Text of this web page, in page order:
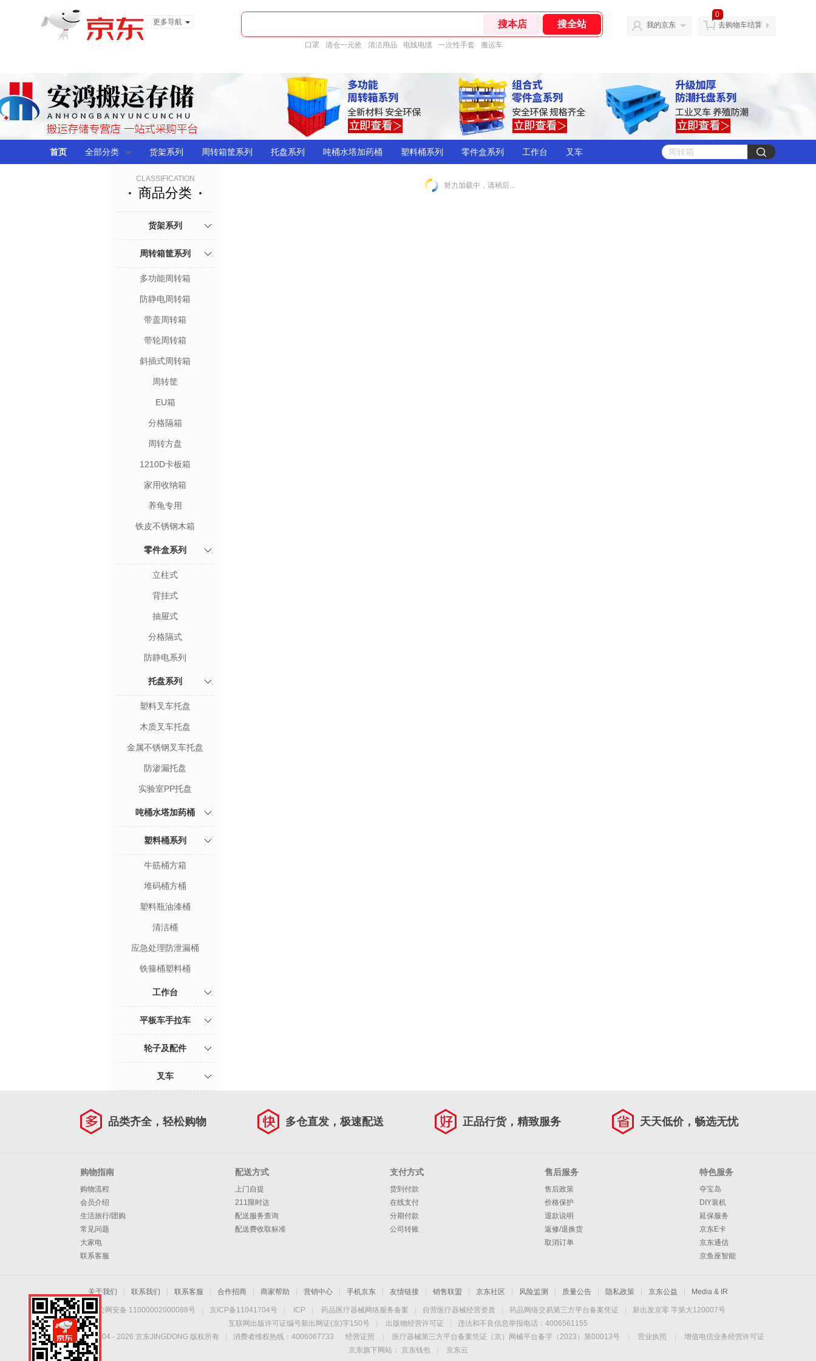
更多导航
口罩 清仓一元抢 清洁用品 电线电缆 一次性手套 搬运车
我的京东
0
去购物车结算
首页 全部分类 货架系列 周转箱筐系列 托盘系列 吨桶水塔加药桶 塑料桶系列 零件盒系列 工作台 叉车
CLASSIFICATION
商品分类
货架系列
周转箱筐系列
多功能周转箱
防静电周转箱
带盖周转箱
带轮周转箱
斜插式周转箱
周转筐
EU箱
分格隔箱
周转方盘
1210D卡板箱
家用收纳箱
养龟专用
铁皮不锈钢木箱
零件盒系列
立柱式
背挂式
抽屉式
分格隔式
防静电系列
托盘系列
塑料叉车托盘
木质叉车托盘
金属不锈钢叉车托盘
防渗漏托盘
实验室PP托盘
吨桶水塔加药桶
塑料桶系列
牛筋桶方箱
堆码桶方桶
塑料瓶油漆桶
清洁桶
应急处理防泄漏桶
铁箍桶塑料桶
工作台
平板车手拉车
轮子及配件
叉车
努力加载中，请稍后...
品类齐全，轻松购物 多仓直发，极速配送 正品行货，精致服务 天天低价，畅选无忧
购物指南
购物流程
会员介绍
生活旅行/团购
常见问题
大家电
联系客服
配送方式
上门自提
211限时达
配送服务查询
配送费收取标准
支付方式
货到付款
在线支付
分期付款
公司转账
售后服务
售后政策
价格保护
退款说明
返修/退换货
取消订单
特色服务
夺宝岛
DIY装机
延保服务
京东E卡
京东通信
京鱼座智能
关于我们 联系我们 联系客服 合作招商 商家帮助 营销中心 手机京东 友情链接 销售联盟 京东社区 风险监测 质量公告 隐私政策 京东公益 Media & IR
京公网安备 11000002000088号 京ICP备11041704号 ICP 药品医疗器械网络服务备案 自营医疗器械经营资质 药品网络交易第三方平台备案凭证
新出发京零 字第大120007号
互联网出版许可证编号新出网证(京)字150号
出版物经营许可证
违法和不良信息举报电话：4006561155
Copyright © 2004 - 2026 京东JINGDONG 版权所有 消费者维权热线：4006067733 经营证照 医疗器械第三方平台备案凭证（京）网械平台备字（2023）第00013号 营业执照
增值电信业务经营许可证
京东旗下网站：
京东钱包 京东云